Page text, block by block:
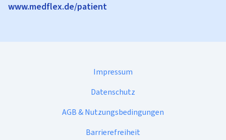
www.medflex.de/patient
Impressum
Datenschutz
AGB & Nutzungsbedingungen
Barrierefreiheit